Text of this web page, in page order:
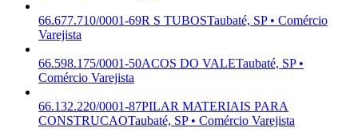
66.677.710/0001-69R S TUBOSTaubaté, SP • Comércio
Varejista
66.598.175/0001-50ACOS DO VALETaubaté, SP •
Comércio Varejista
66.132.220/0001-87PILAR MATERIAIS PARA
CONSTRUCAOTaubaté, SP • Comércio Varejista